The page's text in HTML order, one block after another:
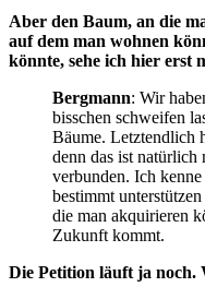
Aber den Baum, an die
auf dem man wohnen
könnte, sehe ich hier erst
Bergmann: Wir
bisschen schweifen
Bäume. Letztendlich
denn das ist
verbunden. Ich
bestimmt
die man akquirieren
Zukunft kommt.
Die Petition läuft ja noch.